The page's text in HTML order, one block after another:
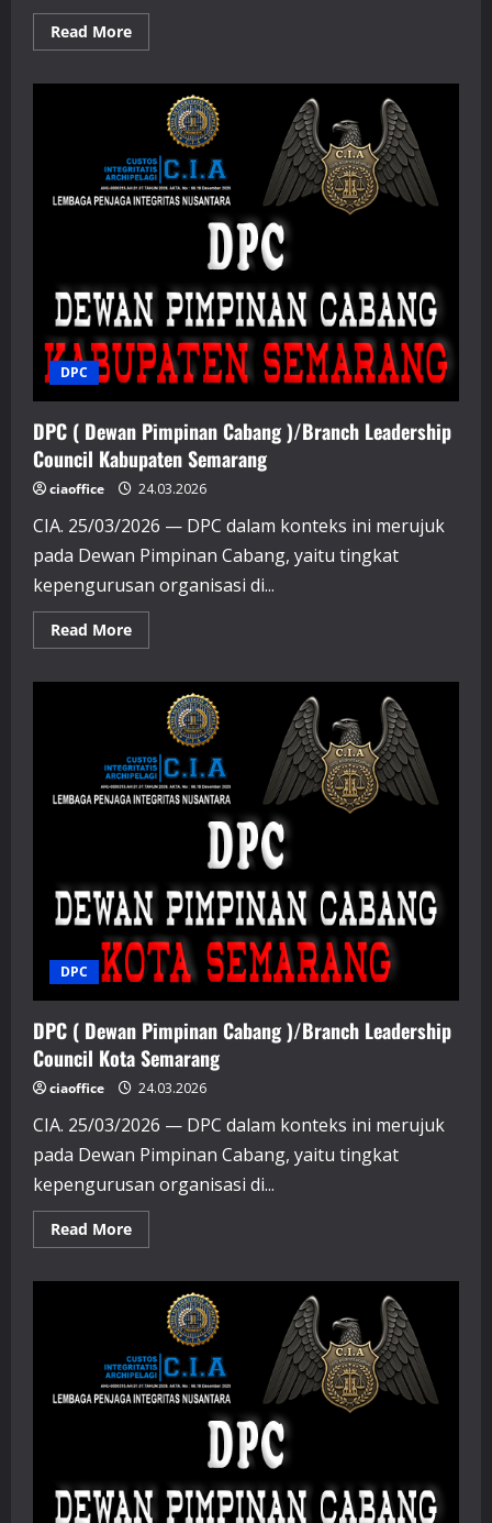
Read MoreRead
more
Dewan
Pimpinan
Cabang
Branch
Leadership
Council
DPC
DPC ( Dewan Pimpinan Cabang )/Branch Leadership
Council Kabupaten Semarang
ciaoffice 24.03.2026
CIA. 25/03/2026 — DPC dalam konteks ini merujuk
pada Dewan Pimpinan Cabang, yaitu tingkat
kepengurusan organisasi di...
Read MoreRead
more
Dewan
Pimpinan
Cabang
)/Branch
Leadership
Council
Kabupaten
DPC
DPC ( Dewan Pimpinan Cabang )/Branch Leadership
Council Kota Semarang
ciaoffice 24.03.2026
CIA. 25/03/2026 — DPC dalam konteks ini merujuk
pada Dewan Pimpinan Cabang, yaitu tingkat
kepengurusan organisasi di...
Read MoreRead
more
Dewan
Pimpinan
Cabang
)/Branch
Leadership
Council
Kota